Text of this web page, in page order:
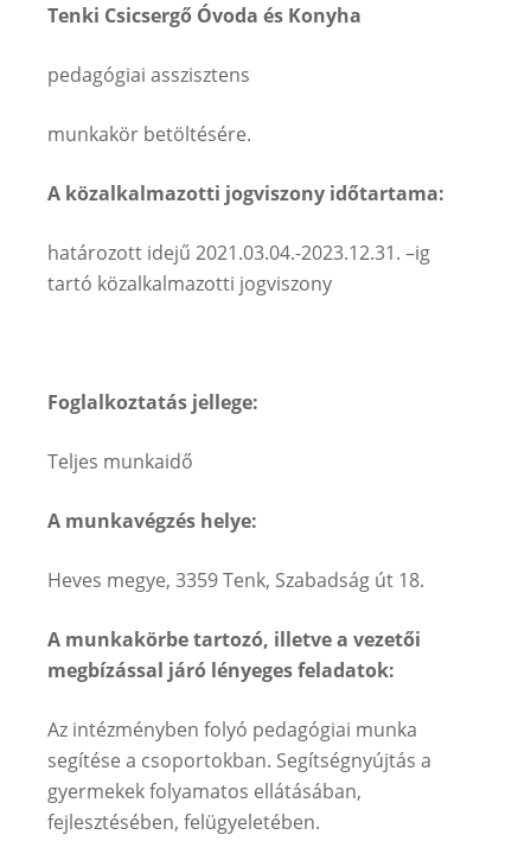
Tenki Csicsergő Óvoda és Konyha
pedagógiai asszisztens
munkakör betöltésére.
A közalkalmazotti jogviszony időtartama:
határozott idejű 2021.03.04.-2023.12.31. –ig
tartó közalkalmazotti jogviszony
Foglalkoztatás jellege:
Teljes munkaidő
A munkavégzés helye:
Heves megye, 3359 Tenk, Szabadság út 18.
A munkakörbe tartozó, illetve a vezetői
megbízással járó lényeges feladatok:
Az intézményben folyó pedagógiai munka
segítése a csoportokban. Segítségnyújtás a
gyermekek folyamatos ellátásában,
fejlesztésében, felügyeletében.